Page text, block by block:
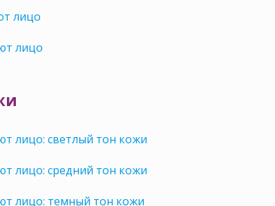
лицо
лицо
лицо: светлый тон кожи
лицо: средний тон кожи
лицо: темный тон кожи